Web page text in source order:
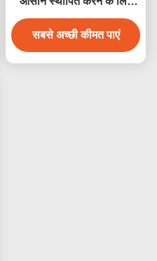
पर्यावरण के अनुकूल पीवीसी वॉल
पैनल होमवॉल के लिए लेमिनेटेड
पीवीसी डेकोरेशन पैनल